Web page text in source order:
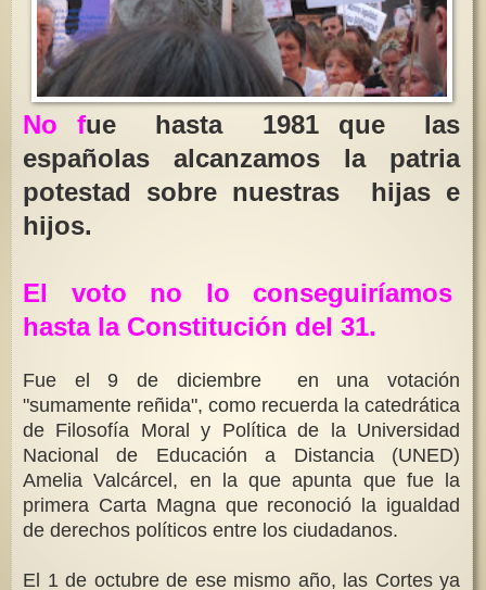
No fue hasta 1981 que las
españolas alcanzamos la patria
potestad sobre nuestras hijas e
hijos.
El voto no lo conseguiríamos
hasta la Constitución del 31.
Fue el 9 de diciembre en una votación
"sumamente reñida", como recuerda la catedrática
de Filosofía Moral y Política de la Universidad
Nacional de Educación a Distancia (UNED)
Amelia Valcárcel, en la que apunta que fue la
primera Carta Magna que reconoció la igualdad
de derechos políticos entre los ciudadanos.
El 1 de octubre de ese mismo año, las Cortes ya